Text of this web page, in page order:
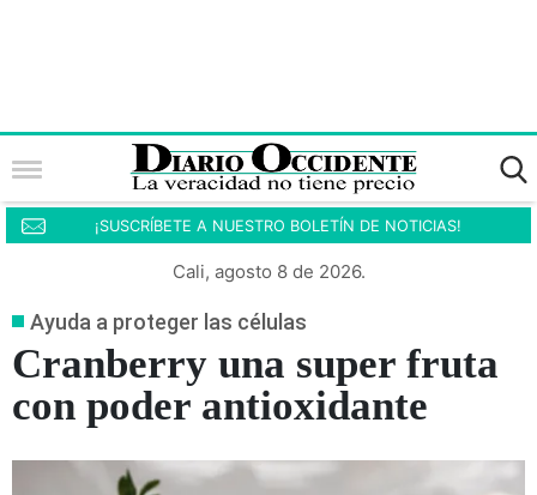
¡SUSCRÍBETE A NUESTRO BOLETÍN DE NOTICIAS!
Cali, agosto 8 de 2026.
Ayuda a proteger las células
Cranberry una super fruta
con poder antioxidante